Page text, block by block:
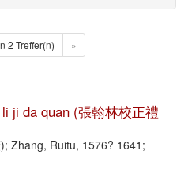
2 Treffer(n) »
ji da quan (張翰林校正禮
Zhang, Ruitu, 1576? 1641;